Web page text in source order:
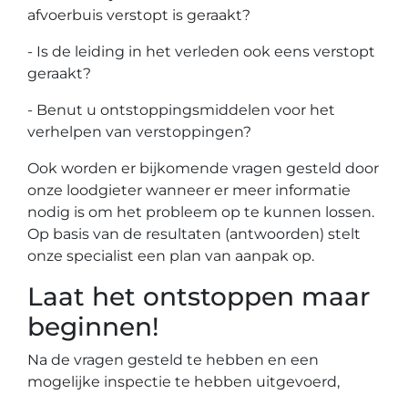
afvoerbuis verstopt is geraakt?
- Is de leiding in het verleden ook eens verstopt
geraakt?
- Benut u ontstoppingsmiddelen voor het
verhelpen van verstoppingen?
Ook worden er bijkomende vragen gesteld door
onze loodgieter wanneer er meer informatie
nodig is om het probleem op te kunnen lossen.
Op basis van de resultaten (antwoorden) stelt
onze specialist een plan van aanpak op.
Laat het ontstoppen maar
beginnen!
Na de vragen gesteld te hebben en een
mogelijke inspectie te hebben uitgevoerd,